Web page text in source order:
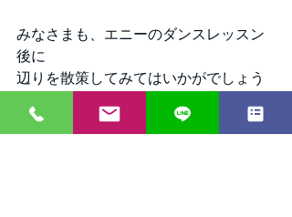
みなさまも、エニーのダンスレッスン
後に
辺りを散策してみてはいかがでしょう